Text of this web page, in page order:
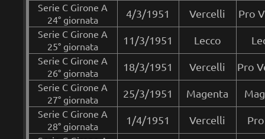
Serie C Girone A
24° giornata
4/3/1951 Vercelli Pro
Serie C Girone A
25° giornata
11/3/1951 Lecco
Serie C Girone A
26° giornata
18/3/1951 Vercelli Pro
Serie C Girone A
27° giornata
25/3/1951 Magenta
Serie C Girone A
28° giornata
1/4/1951 Vercelli